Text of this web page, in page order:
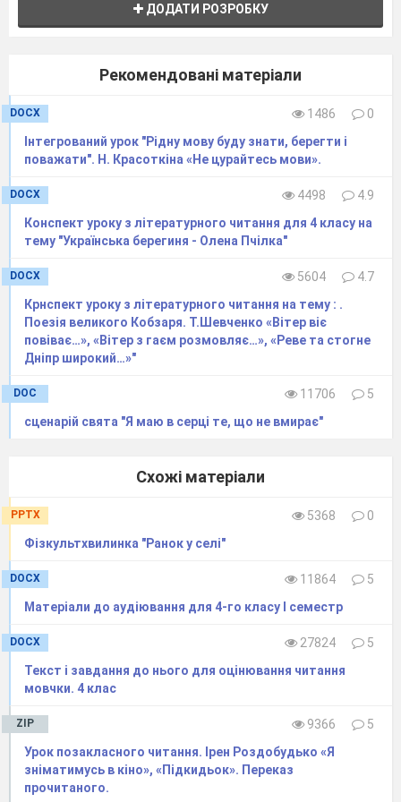
Перед вами три вислови. Займіть позицію
приклейте папірці.
Інформація «Довідкова служба».
А)Народився В. О. Сухомлинський в
незаможній сім`ї, батько був столярем,
Зимовими вечорами розказувала дітям
казки. Змалку в дітей батьки виховували
любов до книги.
7 років зліпити снігову бабу. Усі
веселилися, наступного дня малюки
чекали на свого друга. А він хотів їх
зацікавити. Мабуть, це й був початок
учительського шляху.
притч, новел, які є повчальними. Одна з
книг «Чиста криниця».
5. Словникова робота.
бадьорий
розділена
(читання повільно,потім на одному
диханні,пояснення незрозумілих слів).
А) Читання сильними учнями
- Скільки часу хворів татко?
- Від чого сяяли очі у Катрусі?
- Як було мамі і Катрусі, коли татко
хворів?
ДОДАТИ РОЗРОБКУ
Рекомендовані матеріали
DOCX 1486
0
Інтегрований урок "Рідну мову буду знати, берегти і
поважати". Н. Красоткіна «Не цурайтесь мови».
DOCX 4498
4.9
Конспект уроку з літературного читання для 4 класу на
тему "Українська берегиня - Олена Пчілка"
DOCX 5604
4.7
Крнспект уроку з літературного читання на тему : .
Поезія великого Кобзаря. Т.Шевченко «Вітер віє
повіває…», «Вітер з гаєм розмовляє…», «Реве та стогне
Дніпр широкий…»"
DOC 11706
5
сценарій свята "Я маю в серці те, що не вмирає"
Схожі матеріали
PPTX 5368
0
Фізкультхвилинка "Ранок у селі"
DOCX 11864
5
Матеріали до аудіювання для 4-го класу І семестр
DOCX 27824
5
Текст і завдання до нього для оцінювання читання
мовчки. 4 клас
ZIP 9366
5
Урок позакласного читання. Ірен Роздобудько «Я
зніматимусь в кіно», «Підкидьок». Переказ
прочитаного.